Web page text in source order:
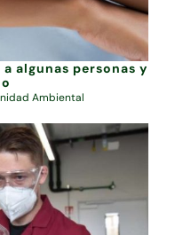
algunas personas y
Ambiental